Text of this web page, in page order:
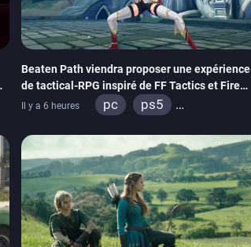
Beaten Path viendra proposer une expérience
de tactical-RPG inspiré de FF Tactics et Fire
Emblem
Il y a 6 heures pc
ps5